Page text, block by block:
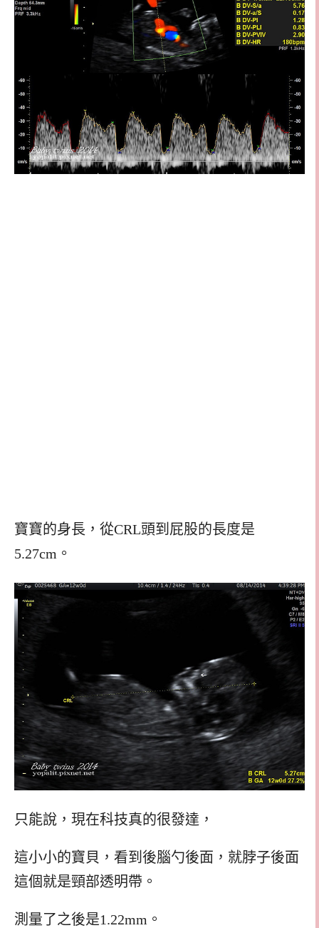
寶寶的身長，從CRL頭到屁股的長度是
5.27cm。
只能說，現在科技真的很發達，
這小小的寶貝，看到後腦勺後面，就脖子後面
這個就是頸部透明帶。
測量了之後是1.22mm。